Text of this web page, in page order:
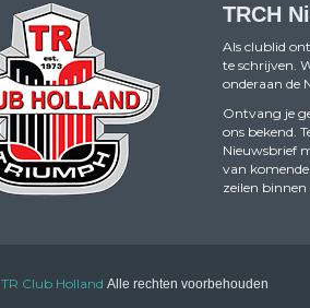
TRCH
Als clublid
te schrijven.
onderaan de
Ontvang je
ons bekend.
Nieuwsbrief
van
zeilen binnen
TR Club Holland Alle rechten voorbehouden